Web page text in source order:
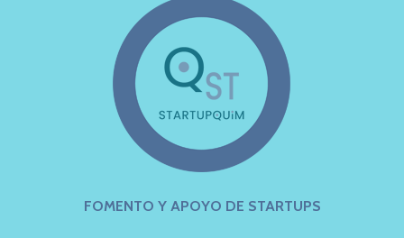
FOMENTO Y APOYO DE STARTUPS